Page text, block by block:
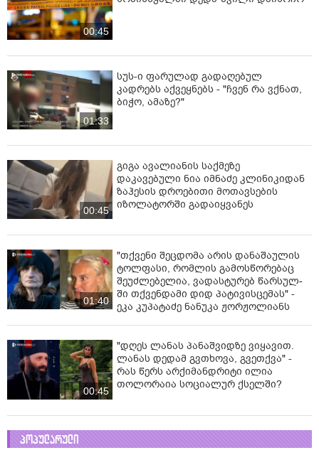
00:45
01:33
სუს-ი ფარულად გადაღებულ
კადრებს აქვეყნებს - "ჩვენ რა ვქნათ,
ბიჭო, ამაზე?"
00:45
გიგა ავალიანის საქმეზე
დაკავებული ნია იმნაძე კლინიკიდან
ზაჰესის დროებითი მოთავსების
იზოლატორში გადაიყვანეს
01:40
"თქვენი შეცდომა არის დანაშაულის
ტოლფასი, რომ­ლის გა­მოს­წო­რე­ბაც
შე­უძ­ლე­ბე­ლია, ვა­დას­ტუ­რებ წარ­სულ­
ში თქვენ­და­მი დიდ პა­ტი­ვის­ცე­მას" -
ეკა კუპატაძე ნანუკა ჟორჟოლიანს
00:45
"დღეს ლანას პანაშვიდზე ვიყავით.
ლანას დედამ გვთხოვა, გვეთქვა" -
რას წერს არქიმანდრიტი ილია
თოლორაია სოციალურ ქსელში?
პოპულარული